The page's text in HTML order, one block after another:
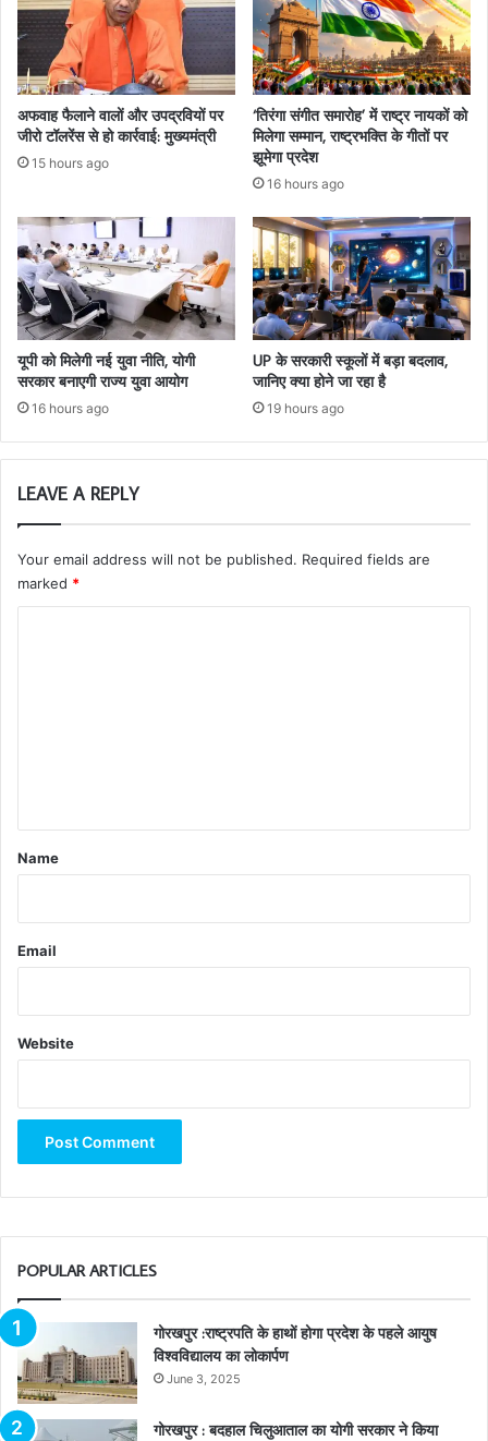
अफवाह फैलाने वालों और उपद्रवियों पर
जीरो टॉलरेंस से हो कार्रवाई: मुख्यमंत्री
15 hours ago
‘तिरंगा संगीत समारोह’ में राष्ट्र नायकों को
मिलेगा सम्मान, राष्ट्रभक्ति के गीतों पर
झूमेगा प्रदेश
16 hours ago
यूपी को मिलेगी नई युवा नीति, योगी
सरकार बनाएगी राज्य युवा आयोग
16 hours ago
UP के सरकारी स्कूलों में बड़ा बदलाव,
जानिए क्या होने जा रहा है
19 hours ago
LEAVE A REPLY
Your email address will not be published. Required fields are
marked *
*
Name
Email
Website
POPULAR ARTICLES
गोरखपुर :राष्ट्रपति के हाथों होगा प्रदेश के पहले आयुष
विश्वविद्यालय का लोकार्पण
June 3, 2025
गोरखपुर : बदहाल चिलुआताल का योगी सरकार ने किया